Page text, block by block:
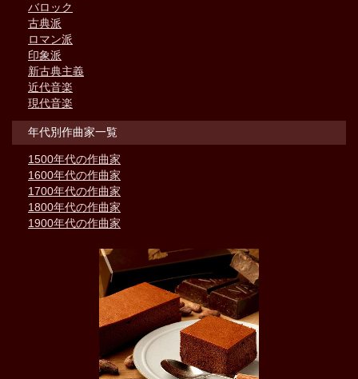
バロック
古典派
ロマン派
印象派
新古典主義
近代音楽
現代音楽
年代別作曲家一覧
1500年代の作曲家
1600年代の作曲家
1700年代の作曲家
1800年代の作曲家
1900年代の作曲家